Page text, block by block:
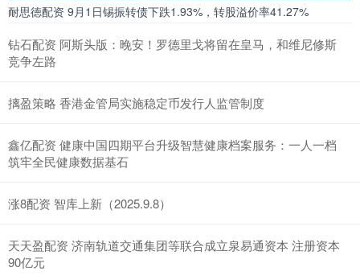
耐思徳配资 9月1日锡振转债下跌1.93%，转股溢价率41.27%
钻石配资 阿斯头版：晚安！罗德里戈将留在皇马，和维尼修斯
竞争左路
摛盈策略 香港金管局实施稳定币发行人监管制度
鑫亿配资 健康中国四期平台升级智慧健康档案服务：一人一档
筑牢全民健康数据基石
涨8配资 智库上新（2025.9.8）
天天盈配资 济南轨道交通集团等联合成立泉易通资本 注册资本
90亿元